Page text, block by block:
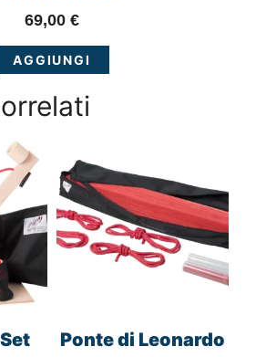
69,00 €
AGGIUNGI
Ponte di Leonardo